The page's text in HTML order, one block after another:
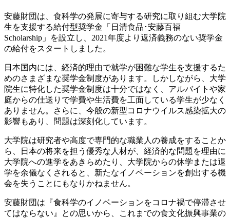
安藤財団は、食科学の発展に寄与する研究に取り組む大学院
生を支援する給付型奨学金「日清食品･安藤百福
Scholarship」を設立し、2021年度より返済義務のない奨学金
の給付をスタートしました。
日本国内には、経済的理由で就学が困難な学生を支援するた
めのさまざまな奨学金制度があります。しかしながら、大学
院生に特化した奨学金制度は十分ではなく、アルバイトや家
庭からの仕送りで学費や生活費を工面している学生が少なく
ありません。さらに、今般の新型コロナウイルス感染拡大の
影響もあり、問題は深刻化しています。
大学院は研究者や高度で専門的な職業人の養成をすることか
ら、日本の将来を担う優秀な人材が、経済的な問題を理由に
大学院への進学をあきらめたり、大学院からの休学または退
学を余儀なくされると、新たなイノベーションを創出する機
会を失うことにもなりかねません。
安藤財団は『食科学のイノベーションをコロナ禍で停滞させ
てはならない』との思いから、これまでの食文化振興事業の